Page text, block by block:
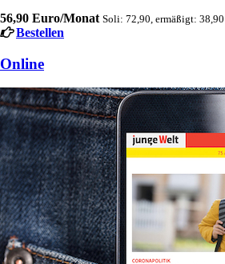
56,90 Euro/Monat Soli: 72,90, ermäßigt: 38,90
Bestellen
Online